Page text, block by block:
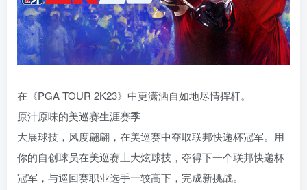
在《PGA TOUR 2K23》中更潇洒自如地尽情挥杆。
原汁原味的美巡赛生涯赛季
大展球技，风度翩翩，在美巡赛中夺取联邦快递杯冠军。用
你的自创球员在美巡赛上大炫球技，夺得下一个联邦快递杯
冠军，与巡回赛职业选手一较高下，完成新挑战。